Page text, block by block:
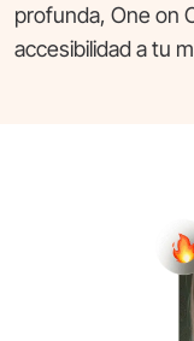
profunda, One on
accesibilidad a tu